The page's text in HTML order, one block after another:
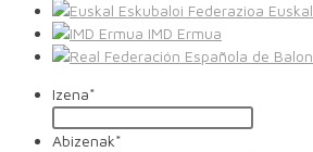
IMD Ermua
Izena*
Abizenak*